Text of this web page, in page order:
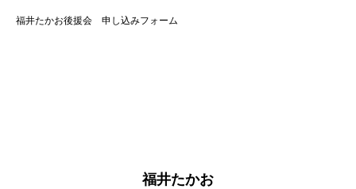
福井たかお後援会 申し込みフォーム
福井たかお